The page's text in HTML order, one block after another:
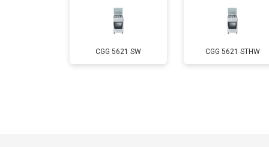
CGG 5621 SW CGG 5621 STHW